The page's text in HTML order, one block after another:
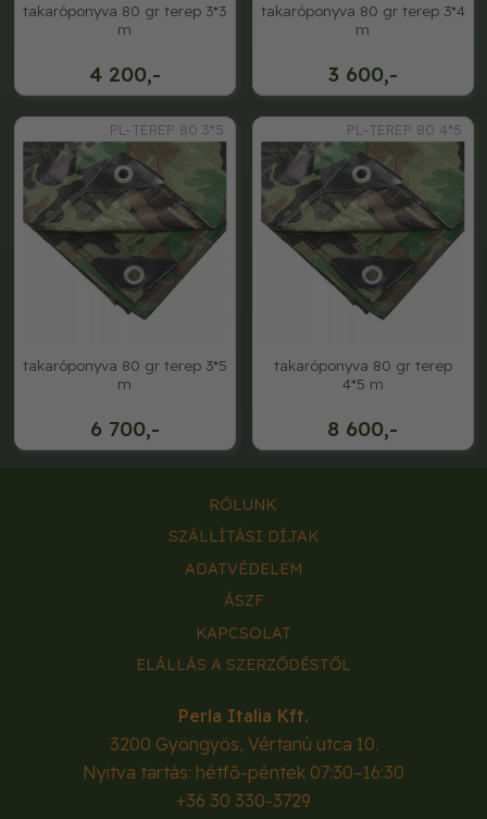
4 200,-
takaróponyva 80 gr terep 3*3
m
3 600,-
takaróponyva 80 gr terep 3*4
m
PL-TEREP 80 3*5
6 700,-
takaróponyva 80 gr terep 3*5
m
PL-TEREP 80 4*5
8 600,-
takaróponyva 80 gr terep
4*5 m
RÓLUNK
SZÁLLÍTÁSI DÍJAK
ADATVÉDELEM
ÁSZF
KAPCSOLAT
ELÁLLÁS A SZERZŐDÉSTŐL
Perla Italia Kft.
3200 Gyöngyös, Vértanú utca 10.
Nyitva tartás: hétfő-péntek 07:30–16:30
+36 30 330-3729